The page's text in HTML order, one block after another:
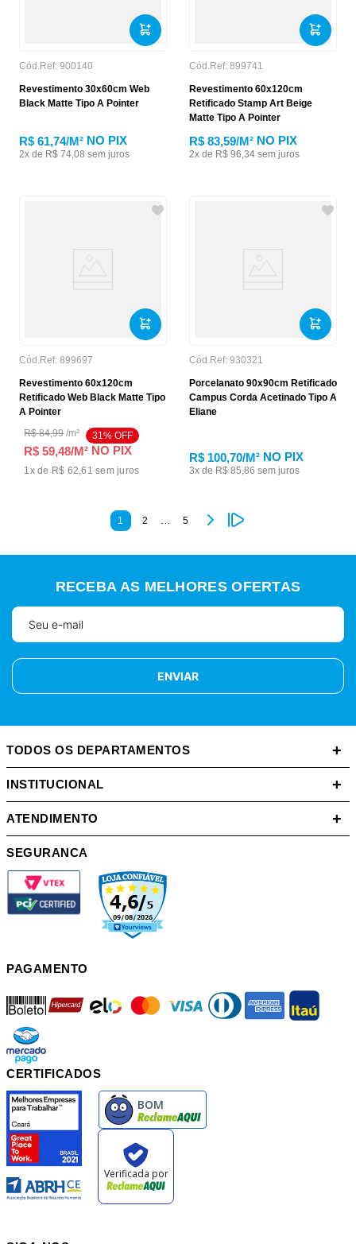
Cód.Ref: 900140
Revestimento 30x60cm Web
Black Matte Tipo A Pointer
R$ 61,74/M² NO PIX
2x de R$ 74,08 sem juros
Cód.Ref: 899741
Revestimento 60x120cm
Retificado Stamp Art Beige
Matte Tipo A Pointer
R$ 83,59/M² NO PIX
2x de R$ 96,34 sem juros
Cód.Ref: 899697
Revestimento 60x120cm
Retificado Web Black Matte Tipo
A Pointer
R$ 84,99/m² 31% OFF
R$ 59,48/M² NO PIX
1x de R$ 62,61 sem juros
Cód.Ref: 930321
Porcelanato 90x90cm Retificado
Campus Corda Acetinado Tipo A
Eliane
R$ 100,70/M² NO PIX
3x de R$ 85,86 sem juros
1 2 … 5
RECEBA AS MELHORES OFERTAS
ENVIAR
TODOS OS DEPARTAMENTOS +
INSTITUCIONAL +
ATENDIMENTO +
SEGURANCA
PAGAMENTO
boleto mastercard diners american itau
mercadopago
CERTIFICADOS